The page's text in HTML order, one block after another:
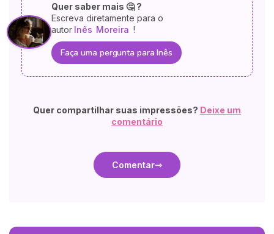
Quer saber mais 🤔 ?
Escreva diretamente para o
autor Inês Moreira !
Faça uma pergunta para Inês
Quer compartilhar suas impressões? Deixe um
comentário
Comentar